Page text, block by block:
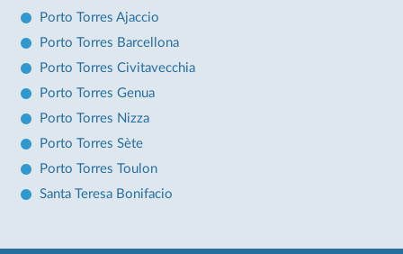
Porto Torres Ajaccio
Porto Torres Barcellona
Porto Torres Civitavecchia
Porto Torres Genua
Porto Torres Nizza
Porto Torres Sète
Porto Torres Toulon
Santa Teresa Bonifacio